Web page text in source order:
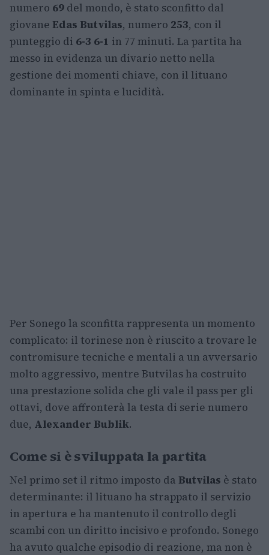
numero 69 del mondo, è stato sconfitto dal
giovane Edas Butvilas, numero 253, con il
punteggio di 6-3 6-1 in 77 minuti. La partita ha
messo in evidenza un divario netto nella
gestione dei momenti chiave, con il lituano
dominante in spinta e lucidità.
Per Sonego la sconfitta rappresenta un momento
complicato: il torinese non è riuscito a trovare le
contromisure tecniche e mentali a un avversario
molto aggressivo, mentre Butvilas ha costruito
una prestazione solida che gli vale il pass per gli
ottavi, dove affronterà la testa di serie numero
due, Alexander Bublik.
Come si è sviluppata la partita
Nel primo set il ritmo imposto da Butvilas è stato
determinante: il lituano ha strappato il servizio
in apertura e ha mantenuto il controllo degli
scambi con un diritto incisivo e profondo. Sonego
ha avuto qualche episodio di reazione, ma non è